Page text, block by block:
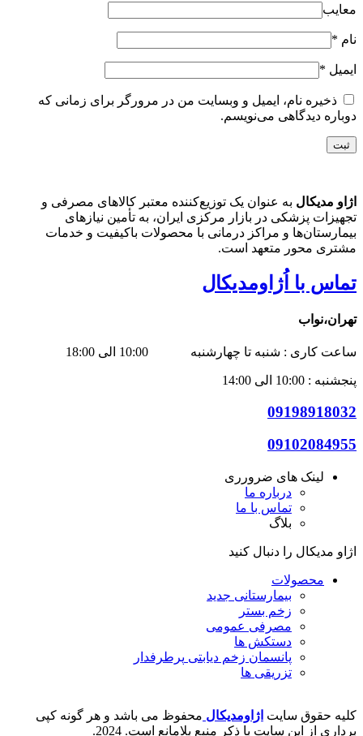
معایب
نام *
ایمیل *
ذخیره نام، ایمیل و وبسایت من در مرورگر برای زمانی که
دوباره دیدگاهی می‌نویسم.
اژاو مدیکال به عنوان یک توزیع‌کننده معتبر کالاهای مصرفی و
تجهیزات پزشکی در بازار مرکزی ایران، به تأمین نیازهای
بیمارستان‌ها و مراکز درمانی با محصولات باکیفیت و خدمات
مشتری محور متعهد است.
تماس با اُژاومدیکال
تهران،نواب
ساعت کاری : شنبه تا چهارشنبه 10:00 الی 18:00
پنجشنبه : 10:00 الی 14:00
09198918032
09102084955
لینک های ضرورری
درباره ما
تماس با ما
بلاگ
اژاو مدیکال را دنبال کنید
محصولات
بیمارستانی جدید
زخم بستر
مصرفی عمومی
دستکش ها
پانسمان زخم دیابتی پرطرفدار
تزریقی ها
کلیه حقوق سایت اژاومدیکال محفوظ می باشد و هر گونه کپی
برداری از این سایت با ذکر منبع بلامانع است. 2024.